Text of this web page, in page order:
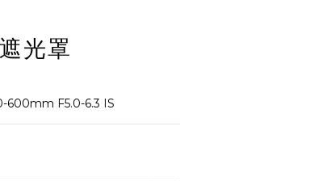
光罩
600mm F5.0-6.3 IS